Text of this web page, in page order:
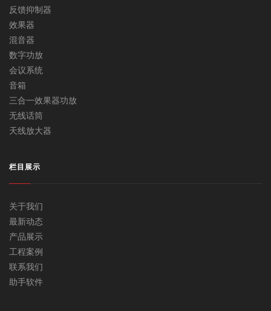
反馈抑制器
效果器
混音器
数字功放
会议系统
音箱
三合一效果器功放
无线话筒
天线放大器
栏目展示
关于我们
最新动态
产品展示
工程案例
联系我们
助手软件